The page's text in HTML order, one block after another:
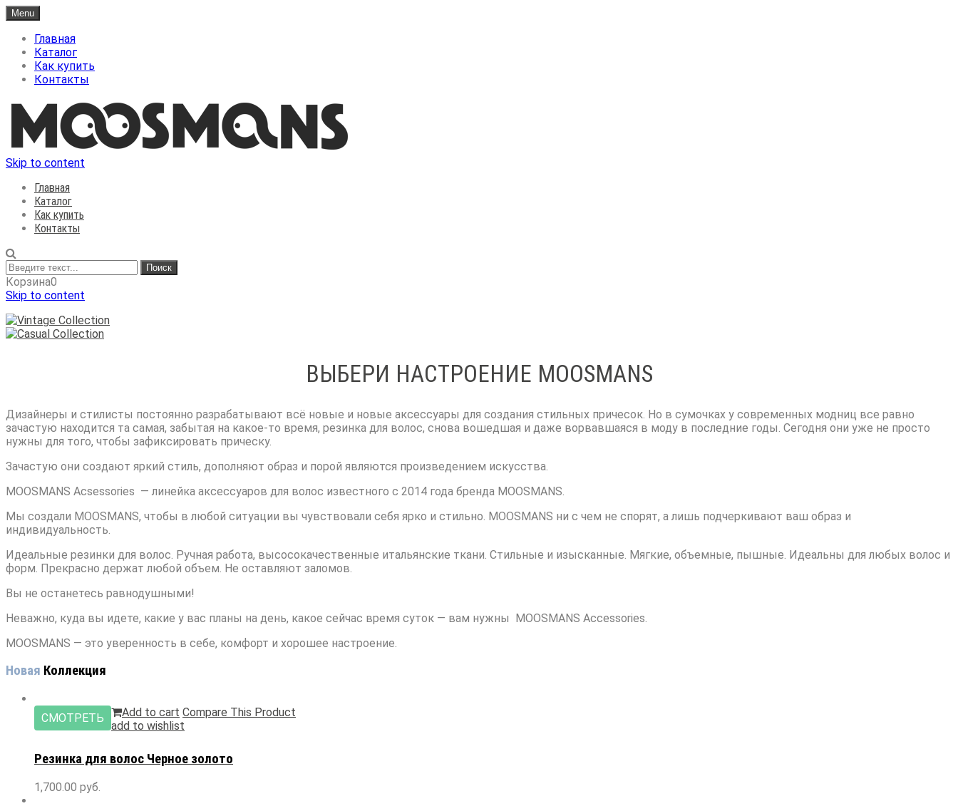
Menu
Главная
Каталог
Как купить
Контакты
Skip to content
Главная
Каталог
Как купить
Контакты
Корзина0
Skip to content
ВЫБЕРИ НАСТРОЕНИЕ MOOSMANS
Дизайнеры и стилисты постоянно разрабатывают всё новые и новые аксессуары для создания стильных причесок. Но в сумочках у современных модниц все равно
зачастую находится та самая, забытая на какое-то время, резинка для волос, снова вошедшая и даже ворвавшаяся в моду в последние годы. Сегодня они уже не просто
нужны для того, чтобы зафиксировать прическу.
Зачастую они создают яркий стиль, дополняют образ и порой являются произведением искусства.
MOOSMANS Acsessories — линейка аксессуаров для волос известного с 2014 года бренда MOOSMANS.
Мы создали MOOSMANS, чтобы в любой ситуации вы чувствовали себя ярко и стильно. MOOSMANS ни с чем не спорят, а лишь подчеркивают ваш образ и
индивидуальность.
Идеальные резинки для волос. Ручная работа, высосокачественные итальянские ткани. Стильные и изысканные. Мягкие, объемные, пышные. Идеальны для любых волос и
форм. Прекрасно держат любой объем. Не оставляют заломов.
Вы не останетесь равнодушными!
Неважно, куда вы идете, какие у вас планы на день, какое сейчас время суток — вам нужны MOOSMANS Accessories.
MOOSMANS — это уверенность в себе, комфорт и хорошее настроение.
Новая Коллекция
Add to cart
СМОТРЕТЬ
Compare This Product
add to wishlist
Резинка для волос Черное золото
1,700.00 руб.